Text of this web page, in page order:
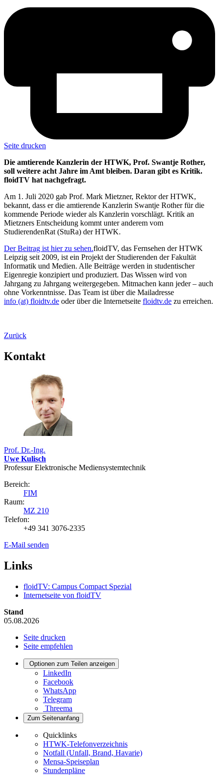
Seite drucken
Die amtierende Kanzlerin der HTWK, Prof. Swantje Rother,
soll weitere acht Jahre im Amt bleiben. Daran gibt es Kritik.
floidTV hat nachgefragt.
Am 1. Juli 2020 gab Prof. Mark Mietzner, Rektor der HTWK,
bekannt, dass er die amtierende Kanzlerin Swantje Rother für die
kommende Periode wieder als Kanzlerin vorschlägt. Kritik an
Mietzners Entscheidung kommt unter anderem vom
StudierendenRat (StuRa) der HTWK.
Der Beitrag ist hier zu sehen.floidTV, das Fernsehen der HTWK
Leipzig seit 2009, ist ein Projekt der Studierenden der Fakultät
Informatik und Medien. Alle Beiträge werden in studentischer
Eigenregie konzipiert und produziert. Das Wissen wird von
Jahrgang zu Jahrgang weitergegeben. Mitmachen kann jeder – auch
ohne Vorkenntnisse. Das Team ist über die Mailadresse
info (at) floidtv.de oder über die Internetseite floidtv.de zu erreichen.
Zurück
Kontakt
Prof. Dr.-Ing.
Uwe Kulisch
Professur Elektronische Mediensystemtechnik
Bereich:
FIM
Raum:
MZ 210
Telefon:
+49 341 3076-2335
E-Mail senden
Links
floidTV: Campus Compact Spezial
Internetseite von floidTV
Stand
05.08.2026
Seite drucken
Seite empfehlen
Optionen zum Teilen anzeigen
LinkedIn
Facebook
WhatsApp
Telegram
Threema
Zum Seitenanfang
Quicklinks
HTWK-Telefonverzeichnis
Notfall (Unfall, Brand, Havarie)
Mensa-Speiseplan
Stundenpläne